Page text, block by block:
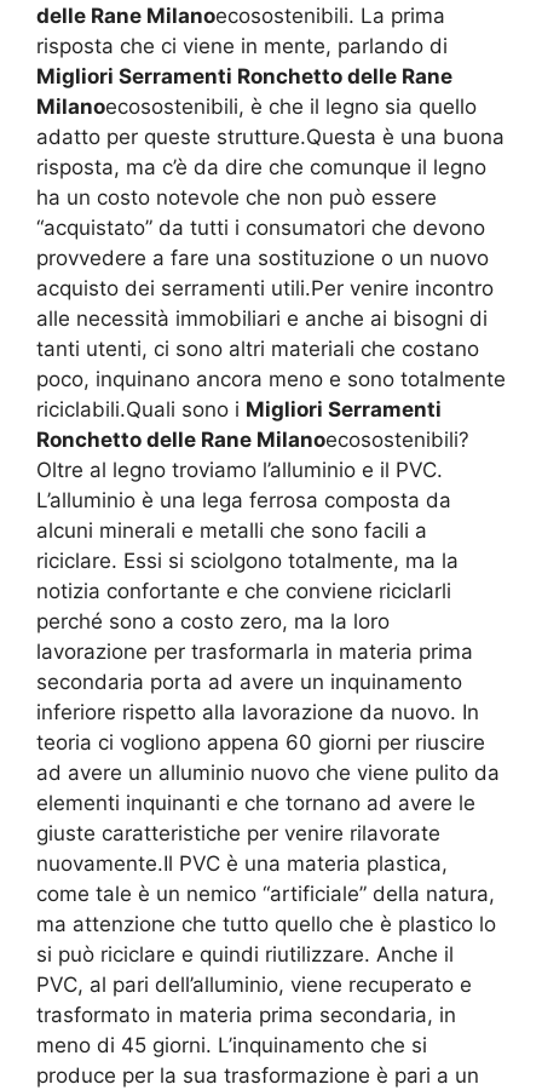
delle Rane Milanoecosostenibili. La prima
risposta che ci viene in mente, parlando di
Migliori Serramenti Ronchetto delle Rane
Milanoecosostenibili, è che il legno sia quello
adatto per queste strutture.Questa è una buona
risposta, ma c’è da dire che comunque il legno
ha un costo notevole che non può essere
“acquistato” da tutti i consumatori che devono
provvedere a fare una sostituzione o un nuovo
acquisto dei serramenti utili.Per venire incontro
alle necessità immobiliari e anche ai bisogni di
tanti utenti, ci sono altri materiali che costano
poco, inquinano ancora meno e sono totalmente
riciclabili.Quali sono i Migliori Serramenti
Ronchetto delle Rane Milanoecosostenibili?
Oltre al legno troviamo l’alluminio e il PVC.
L’alluminio è una lega ferrosa composta da
alcuni minerali e metalli che sono facili a
riciclare. Essi si sciolgono totalmente, ma la
notizia confortante e che conviene riciclarli
perché sono a costo zero, ma la loro
lavorazione per trasformarla in materia prima
secondaria porta ad avere un inquinamento
inferiore rispetto alla lavorazione da nuovo. In
teoria ci vogliono appena 60 giorni per riuscire
ad avere un alluminio nuovo che viene pulito da
elementi inquinanti e che tornano ad avere le
giuste caratteristiche per venire rilavorate
nuovamente.Il PVC è una materia plastica,
come tale è un nemico “artificiale” della natura,
ma attenzione che tutto quello che è plastico lo
si può riciclare e quindi riutilizzare. Anche il
PVC, al pari dell’alluminio, viene recuperato e
trasformato in materia prima secondaria, in
meno di 45 giorni. L’inquinamento che si
produce per la sua trasformazione è pari a un